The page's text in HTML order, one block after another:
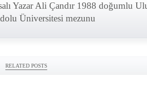
Yazar Ali Çandır 1988 doğumlu
Üniversitesi mezunu
RELATED POSTS